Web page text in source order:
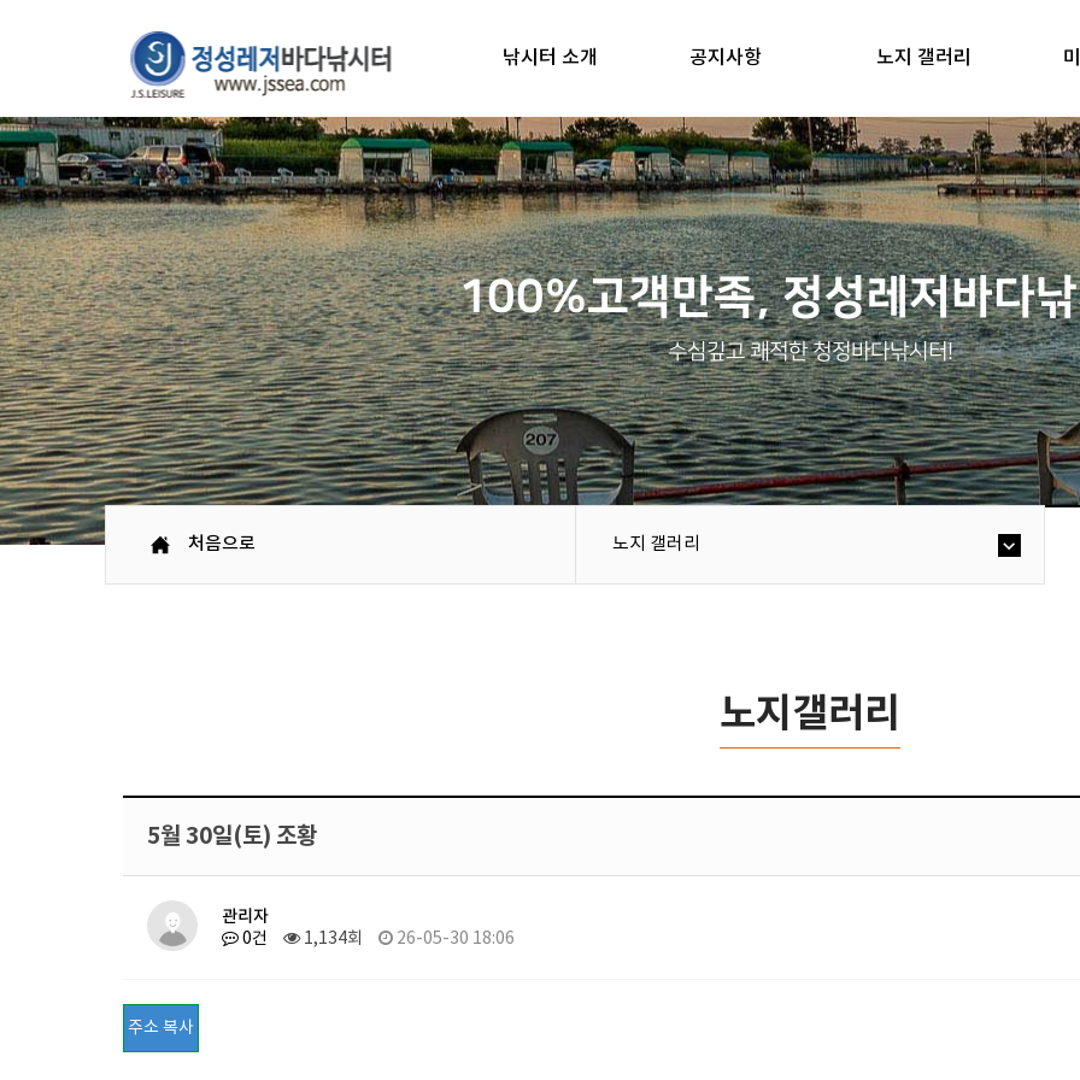
낚시터 소개 공지사항 노지 갤러리
100%고객만족, 정성레저바다
수심깊고 쾌적한 청정바다낚시터!
처음으로 노지 갤러리
노지갤러리
5월 30일(토) 조황
관리자
0건 1,134회 26-05-30 18:06
주소 복사